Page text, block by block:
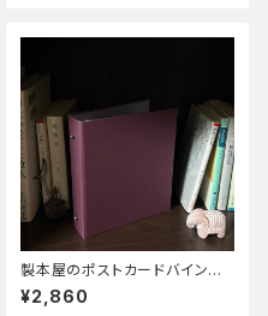
製本屋のポストカードバインダ
ー【NTラシャ（ぶどう）×NTラシ
ャ（にぶ藤）】
¥2,860